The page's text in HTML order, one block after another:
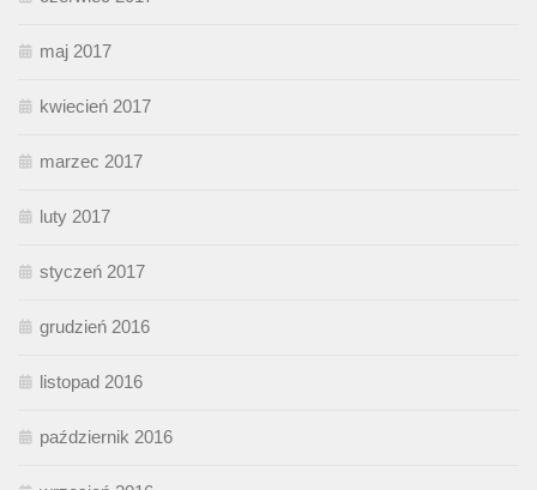
maj 2017
kwiecień 2017
marzec 2017
luty 2017
styczeń 2017
grudzień 2016
listopad 2016
październik 2016